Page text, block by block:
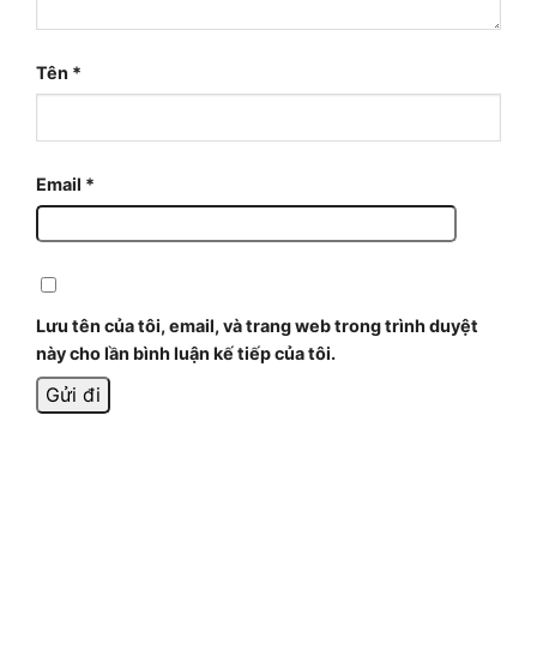
Tên *
Email *
Lưu tên của tôi, email, và trang web trong trình duyệt
này cho lần bình luận kế tiếp của tôi.